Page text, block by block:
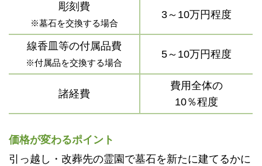
彫刻費
※墓石を交換する場合
3～10万円程度
線香皿等の付属品費
※付属品を交換する場合
5～10万円程度
諸経費
費用全体の
10％程度
価格が変わるポイント
引っ越し・改葬先の霊園で墓石を新たに建てるかに